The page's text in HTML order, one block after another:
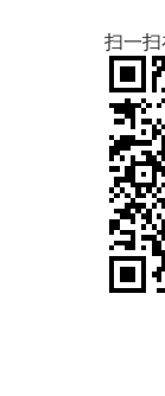
扫一